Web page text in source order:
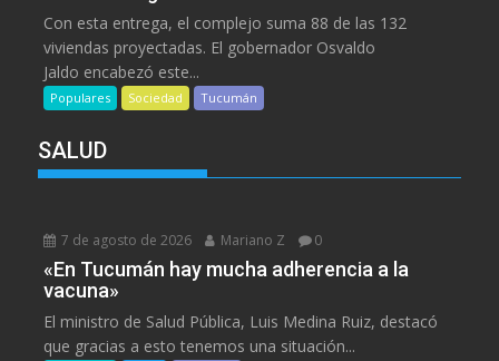
Con esta entrega, el complejo suma 88 de las 132
viviendas proyectadas. El gobernador Osvaldo
Jaldo encabezó este...
Populares Sociedad Tucumán
SALUD
7 de agosto de 2026 Mariano Z 0
«En Tucumán hay mucha adherencia a la
vacuna»
El ministro de Salud Pública, Luis Medina Ruiz, destacó
que gracias a esto tenemos una situación...